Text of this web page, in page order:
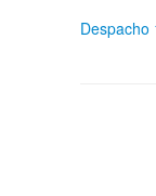
Despacho